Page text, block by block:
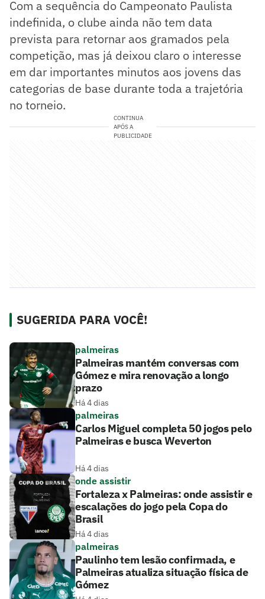
Com a sequência do Campeonato Paulista
indefinida, o clube ainda não tem data
prevista para retornar aos gramados pela
competição, mas já deixou claro o interesse
em dar importantes minutos aos jovens das
categorias de base durante toda a trajetória
no torneio.
CONTINUA
APÓS A
PUBLICIDADE
SUGERIDA PARA VOCÊ!
palmeiras
Palmeiras mantém conversas com
Gómez e mira renovação a longo
prazo
Há 4 dias
palmeiras
Carlos Miguel completa 50 jogos pelo
Palmeiras e busca Weverton
Há 4 dias
onde assistir
Fortaleza x Palmeiras: onde assistir e
escalações do jogo pela Copa do
Brasil
Há 4 dias
palmeiras
Paulinho tem lesão confirmada, e
Palmeiras atualiza situação física de
Gómez